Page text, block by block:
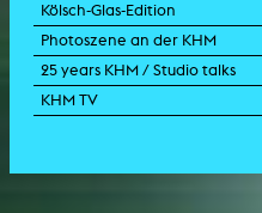
Kölsch-Glas-Edition
Photoszene an der KHM
25 years KHM / Studio talks
KHM TV